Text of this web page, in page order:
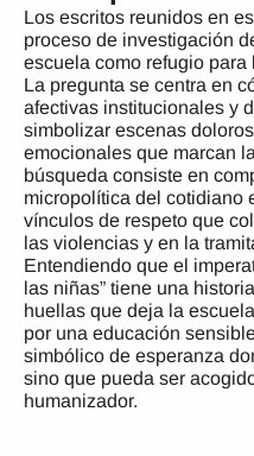
Los escritos reunidos en
proceso de investigación
escuela como refugio
La pregunta se centra en
afectivas institucionales y
simbolizar escenas
emocionales que marcan
búsqueda consiste en
micropolítica del cotidiano
vínculos de respeto que
las violencias y en la
Entendiendo que el
las niñas” tiene una
huellas que deja la
por una educación
simbólico de esperanza
sino que pueda ser
humanizador.